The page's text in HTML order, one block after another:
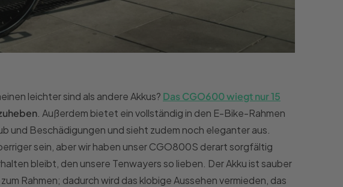
leichter sind als andere Akkus? Das CGO600 wiegt nur 15
. Außerdem bietet ein vollständig in den E-Bike-Rahmen
und Beschädigungen und sieht zudem noch eleganter aus.
sein, aber wir haben unser CGO800S derart sorgfältig
bleibt, den unsere Tenwayers so lieben. Der Akku ist sauber
Rahmen; dadurch wird das klobige Aussehen vermieden, das